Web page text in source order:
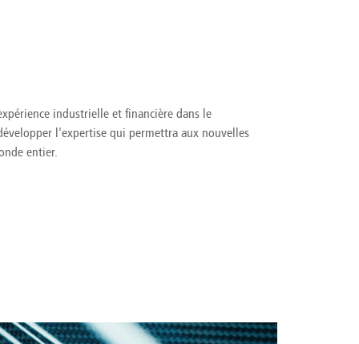
industrielle et financière dans le
l'expertise qui permettra aux nouvelles
entier.